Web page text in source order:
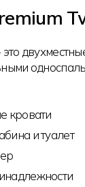
и туалет
кровати